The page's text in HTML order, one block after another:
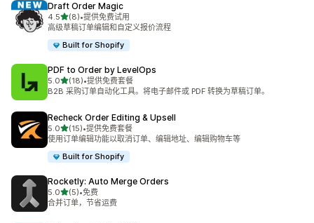
Draft Order Magic
4.5星（满分 5 星）
(8)
总共 8 条评论
•提供免费试用
高级草稿订单编辑和自定义报价流程
Built for Shopify
PDF to Order by LevelOps
5.0星（满分 5 星）
(18)
总共 18 条评论
•提供免费套餐
B2B 采购订单自动化工具。将电子邮件或 PDF 转换为草稿订单。
Recheck Order Editing & Upsell
5.0星（满分 5 星）
(15)
总共 15 条评论
•提供免费套餐
使用订单编辑功能以取消订单、编辑地址、编辑购物车等
Built for Shopify
Rocketly: Auto Merge Orders
5.0星（满分 5 星）
(5)
总共 5 条评论
•免费
合并订单，节省运费